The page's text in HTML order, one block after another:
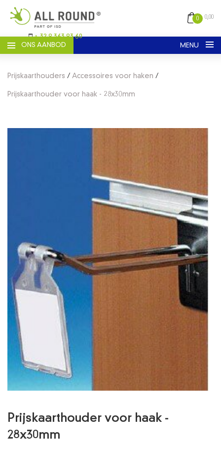
+ 32 9 363 93 60
0 0,00
ONS AANBOD MENU
Nederlands Engels Frans
REGISTREER
VEILIG BETALEN
VERMELDING LEGALE
PRIVACY POLICY
ACCOUNT GEGEVENS
Prijskaarthouders / Accessoires voor haken /
Prijskaarthouder voor haak - 28x30mm
Prijskaarthouder voor haak -
28x30mm